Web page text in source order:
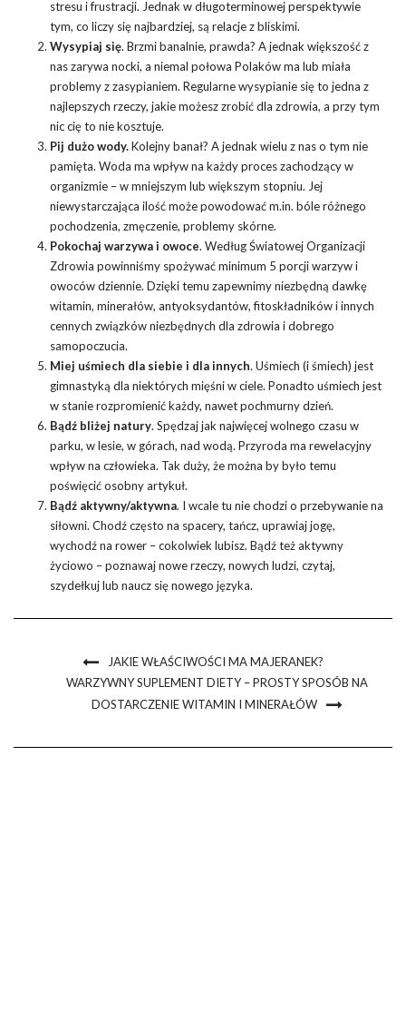
stresu i frustracji. Jednak w długoterminowej perspektywie
tym, co liczy się najbardziej, są relacje z bliskimi.
Wysypiaj się. Brzmi banalnie, prawda? A jednak większość z
nas zarywa nocki, a niemal połowa Polaków ma lub miała
problemy z zasypianiem. Regularne wysypianie się to jedna z
najlepszych rzeczy, jakie możesz zrobić dla zdrowia, a przy tym
nic cię to nie kosztuje.
Pij dużo wody.Kolejny banał? A jednak wielu z nas o tym nie
pamięta. Woda ma wpływ na każdy proces zachodzący w
organizmie – w mniejszym lub większym stopniu. Jej
niewystarczająca ilość może powodować m.in. bóle różnego
pochodzenia, zmęczenie, problemy skórne.
Pokochaj warzywa i owoce. Według Światowej Organizacji
Zdrowia powinniśmy spożywać minimum 5 porcji warzyw i
owoców dziennie. Dzięki temu zapewnimy niezbędną dawkę
witamin, minerałów, antyoksydantów, fitoskładników i innych
cennych związków niezbędnych dla zdrowia i dobrego
samopoczucia.
Miej uśmiech dla siebie i dla innych. Uśmiech (i śmiech) jest
gimnastyką dla niektórych mięśni w ciele. Ponadto uśmiech jest
w stanie rozpromienić każdy, nawet pochmurny dzień.
Bądź bliżej natury. Spędzaj jak najwięcej wolnego czasu w
parku, w lesie, w górach, nad wodą. Przyroda ma rewelacyjny
wpływ na człowieka. Tak duży, że można by było temu
poświęcić osobny artykuł.
Bądź aktywny/aktywna. I wcale tu nie chodzi o przebywanie na
siłowni. Chodź często na spacery, tańcz, uprawiaj jogę,
wychodź na rower – cokolwiek lubisz. Bądź też aktywny
życiowo – poznawaj nowe rzeczy, nowych ludzi, czytaj,
szydełkuj lub naucz się nowego języka.
JAKIE WŁAŚCIWOŚCI MA MAJERANEK?
WARZYWNY SUPLEMENT DIETY – PROSTY SPOSÓB NA
DOSTARCZENIE WITAMIN I MINERAŁÓW